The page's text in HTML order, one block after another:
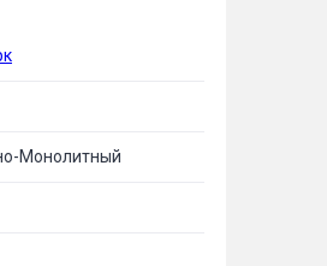
Монолитный